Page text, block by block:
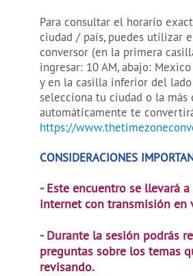
Para consultar el horario
ciudad / país, puedes utilizar
conversor (en la primera
ingresar: 10 AM, abajo:
y en la casilla inferior del
selecciona tu ciudad o la más
automáticamente te
https://
CONSIDERACIONES
- Este encuentro se llevará
internet con transmisión en
- Durante la sesión podrás
preguntas sobre los temas
revisando.